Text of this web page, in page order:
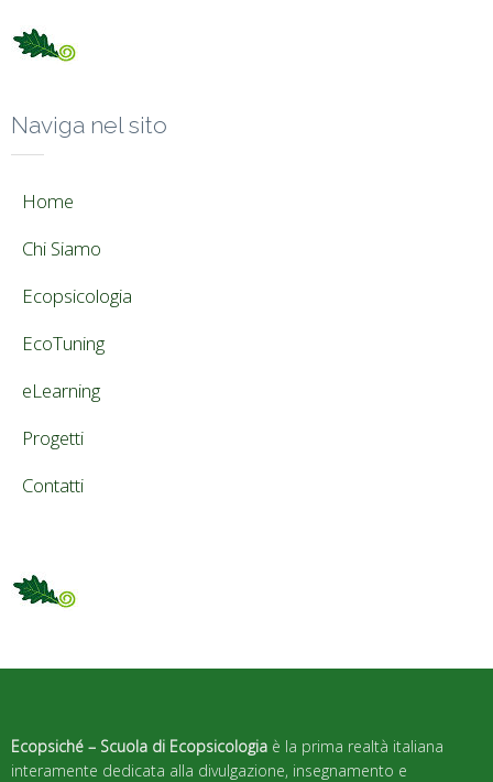
Naviga nel sito
Home
Chi Siamo
Ecopsicologia
EcoTuning
eLearning
Progetti
Contatti
Ecopsiché – Scuola di Ecopsicologia è la prima realtà italiana
interamente dedicata alla divulgazione, insegnamento e